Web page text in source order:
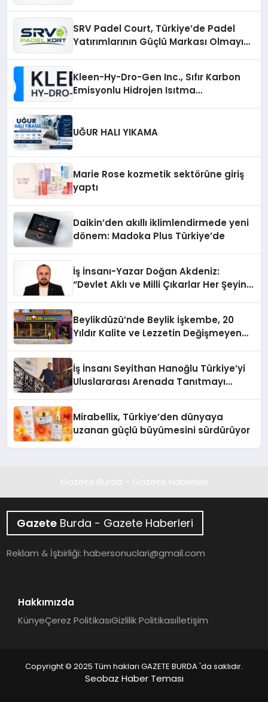
SRV Padel Court, Türkiye’de Padel
Yatırımlarının Güçlü Markası Olmayı
Kleen-Hy-Dro-Gen Inc., Sıfır Karbon
Emisyonlu Hidrojen Isıtma
UĞUR HALI YIKAMA
Marie Rose kozmetik sektörüne giriş
yaptı
Daikin’den akıllı iklimlendirmede yeni
dönem: Madoka Plus Türkiye’de
İş İnsanı-Yazar Doğan Akdeniz:
“Devlet Aklı ve Milli Çıkarlar Her Şeyin
Beylikdüzü’nde Beylik İşkembe, 20
Yıldır Kalite ve Lezzetin Değişmeyen
İş İnsanı Seyithan Hanoğlu Türkiye’yi
Uluslararası Arenada Tanıtmayı
Mirabellix, Türkiye’den dünyaya
uzanan güçlü büyümesini sürdürüyor
Gazete Burda - Gazete Haberleri
Gazete Burda - Gazete Haberleri
Reklam & İşbirliği:habersonuclari@gmail.com
Hakkımızda
KünyeÇerez PolitikasıGizlilik Politikasıİletişim
Copyright © 2025 Tüm hakları GAZETE BURDA 'da saklıdır.
Seobaz Haber Teması